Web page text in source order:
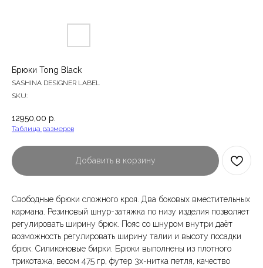
Брюки Tong Black
SASHINA DESIGNER LABEL
SKU:
12950,00 р.
Таблица размеров
Добавить в корзину
Свободные брюки сложного кроя. Два боковых вместительных
кармана. Резиновый шнур-затяжка по низу изделия позволяет
регулировать ширину брюк. Пояс со шнуром внутри даёт
возможность регулировать ширину талии и высоту посадки
брюк. Силиконовые бирки. Брюки выполнены из плотного
трикотажа, весом 475 гр, футер 3х-нитка петля, качество